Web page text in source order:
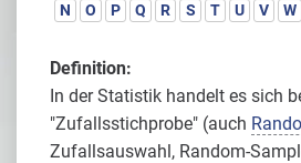
N
O P Q R S T U V W
Definition:
In der Statistik handelt es sich
"Zufallsstichprobe" (auch
Zufallsauswahl, Random-